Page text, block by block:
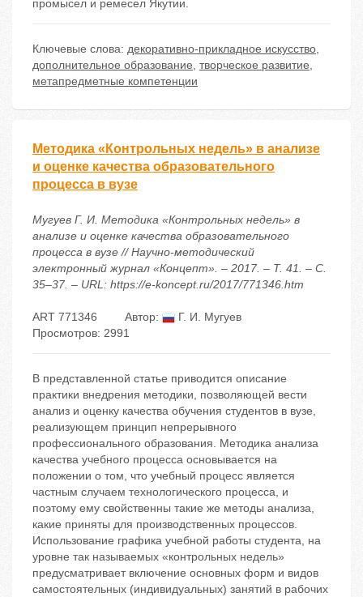
промысел и ремесел Якутии.
Ключевые слова: декоративно-прикладное искусство,
дополнительное образование, творческое развитие,
метапредметные компетенции
Методика «Контрольных недель» в анализе
и оценке качества образовательного
процесса в вузе
Мугуев Г. И. Методика «Контрольных недель» в
анализе и оценке качества образовательного
процесса в вузе // Научно-методический
электронный журнал «Концепт». – 2017. – Т. 41. – С.
35–37. – URL: https://e-koncept.ru/2017/771346.htm
ART 771346 Автор:
Г. И. Мугуев
Просмотров: 2991
В представленной статье приводится описание
практики внедрения методики, позволяющей вести
анализ и оценку качества обучения студентов в вузе,
реализующем принцип непрерывного
профессионального образования. Методика анализа
качества учебного процесса основывается на
положении о том, что учебный процесс является
частным случаем технологического процесса, и
поэтому ему свойственны такие же методы анализа,
какие приняты для производственных процессов.
Использование графика учебной работы студента, на
уровне так называемых «контрольных недель»
предусматривает включение основных форм и видов
самостоятельных (индивидуальных) занятий в рабочих